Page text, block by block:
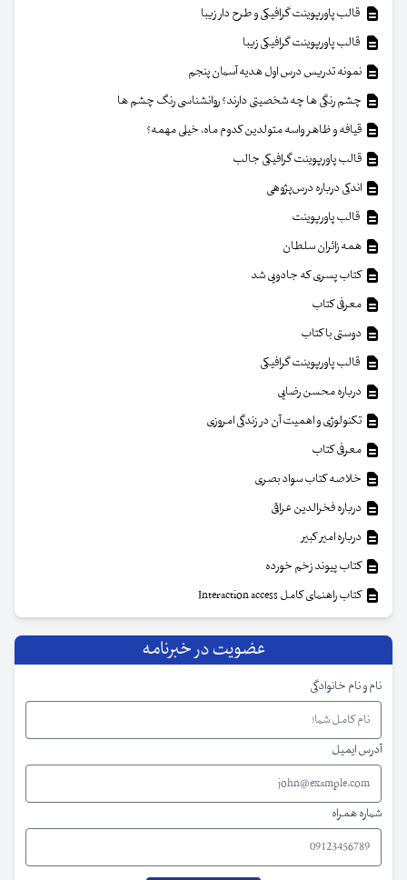
قالب پاورپوینت گرافیکی و طرح دار زیبا
قالب پاورپوینت گرافیکی زیبا
نمونه تدریس درس اول هدیه آسمان پنجم
چشم رنگی ها چه شخصیتی دارند؟ روانشناسی رنگ چشم ها
قیافه و ظاهر واسه متولدین کدوم ماه، خیلی مهمه؟
قالب پاورپوینت گرافیکی جالب
اندکی درباره درس‌پژوهی
قالب پاورپوینت
همه زائران سلطان
کتاب پسری که جادویی شد
معرفی کتاب
دوستی با کتاب
قالب پاورپوینت گرافیکی
درباره محسن رضایی
تکنولوژی و اهمیت آن در زندگی امروزی
معرفی کتاب
خلاصه کتاب سواد بصری
درباره فخرالدین عراقی
درباره امیر کبیر
کتاب پیوند زخم خورده
کتاب راهنمای کامل Interaction access
عضویت در خبرنامه
نام و نام خانوادگی
آدرس ایمیل
شماره همراه